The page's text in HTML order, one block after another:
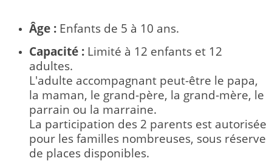
Âge : Enfants de 5 à 10 ans.
Capacité : Limité à 12 enfants et 12
adultes.
L'adulte accompagnant peut-être le papa,
la maman, le grand-père, la grand-mère, le
parrain ou la marraine.
La participation des 2 parents est autorisée
pour les familles nombreuses, sous réserve
de places disponibles.